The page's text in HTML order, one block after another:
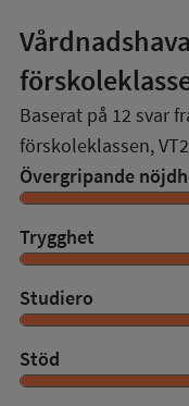
Baserat på 12 svar
förskoleklassen,
Övergripande
Trygghet
Studiero
Stöd